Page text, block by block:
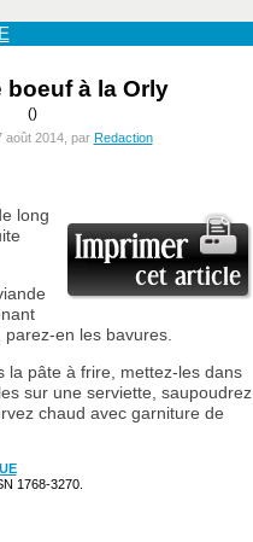
boeuf à la Orly
()
août 2014, par Redaction
long
en les bavures.
la pâte à frire, mettez-les dans
sur une serviette, saupoudrez
chaud avec garniture de
1768-3270.